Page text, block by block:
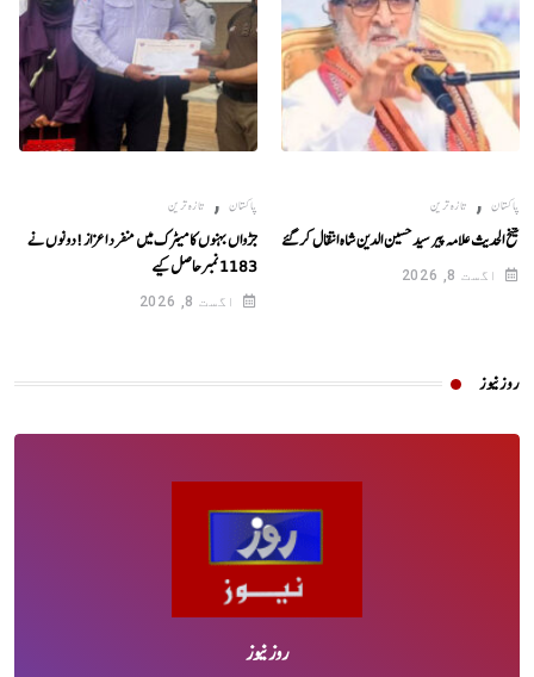
پاکستان , تازہ ترین
شیخ الحدیث علامہ پیر سید حسین الدین شاہ انتقال کر گئے
اگست 8, 2026
پاکستان , تازہ ترین
جڑواں بہنوں کا میٹرک میں منفرد اعزاز!دونوں نے
1183نمبرحاصل کیے
اگست 8, 2026
روز نیوز
روز نیوز